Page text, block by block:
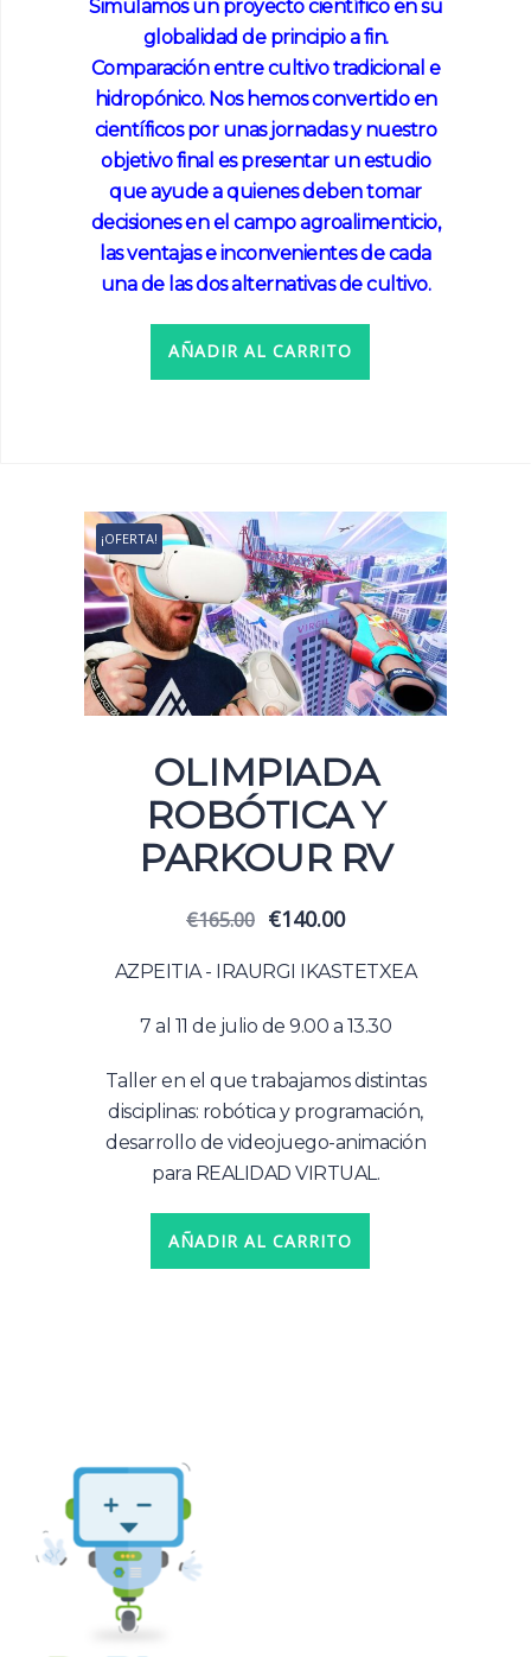
Simulamos un proyecto científico en su
globalidad de principio a fin.
Comparación entre cultivo tradicional e
hidropónico. Nos hemos convertido en
científicos por unas jornadas y nuestro
objetivo final es presentar un estudio
que ayude a quienes deben tomar
decisiones en el campo agroalimenticio,
las ventajas e inconvenientes de cada
una de las dos alternativas de cultivo.
AÑADIR AL CARRITO
¡OFERTA!
OLIMPIADA
ROBÓTICA Y
PARKOUR RV
€165.00 El
original
€165.00.
€140.00El
actual
€140.00.
AZPEITIA - IRAURGI IKASTETXEA
7 al 11 de julio de 9.00 a 13.30
Taller en el que trabajamos distintas
disciplinas: robótica y programación,
desarrollo de videojuego-animación
para REALIDAD VIRTUAL.
AÑADIR AL CARRITO